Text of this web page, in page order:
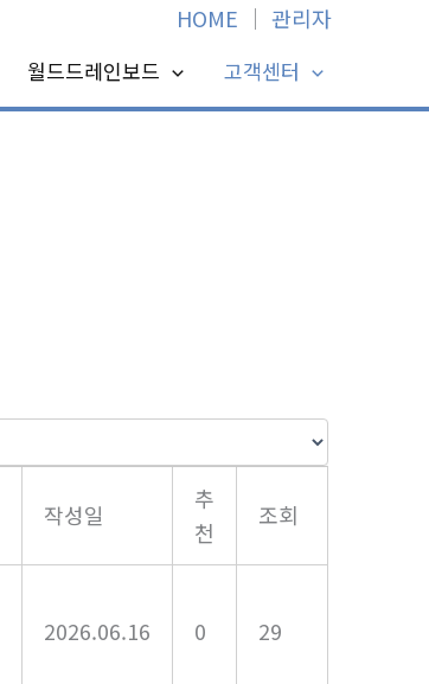
HOME │ 관리자
월드드레인보드 고객센터
작성일
추
천
조회
2026.06.16 0 29